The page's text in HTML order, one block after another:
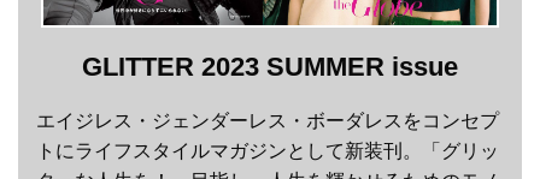
GLITTER 2023 SUMMER issue
エイジレス・ジェンダーレス・ボーダレスをコンセプ
トにライフスタイルマガジンとして新装刊。「グリッ